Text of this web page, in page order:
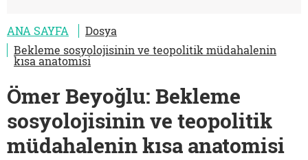
ANA SAYFA
Dosya
Bekleme sosyolojisinin ve teopolitik müdahalenin
kısa anatomisi
Ömer Beyoğlu: Bekleme
sosyolojisinin ve teopolitik
müdahalenin kısa anatomisi